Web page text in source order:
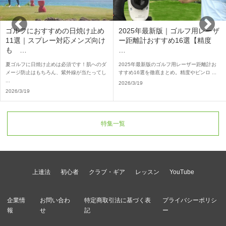
ゴルフにおすすめの日焼け止め
11選｜スプレー対応メンズ向け
も …
夏ゴルフに日焼け止めは必須です！肌へのダ
メージ防止はもちろん、紫外線が当たってし
2026/3/19
2025年最新版｜ゴルフ用レーザ
ー距離計おすすめ16選【精度
2025年最新版のゴルフ用レーザー距離計お
すすめ16選を徹底まとめ。精度やピンロ ...
2026/3/19
特集一覧
上達法 初心者 クラブ・ギア レッスン YouTube
企業情
報
お問い合わ
せ
特定商取引法に基づく表
記
プライバシーポリシ
ー